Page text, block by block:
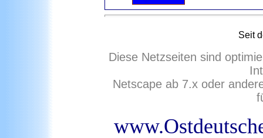
Seit
Diese Netzseiten sind
Netscape ab 7.x oder